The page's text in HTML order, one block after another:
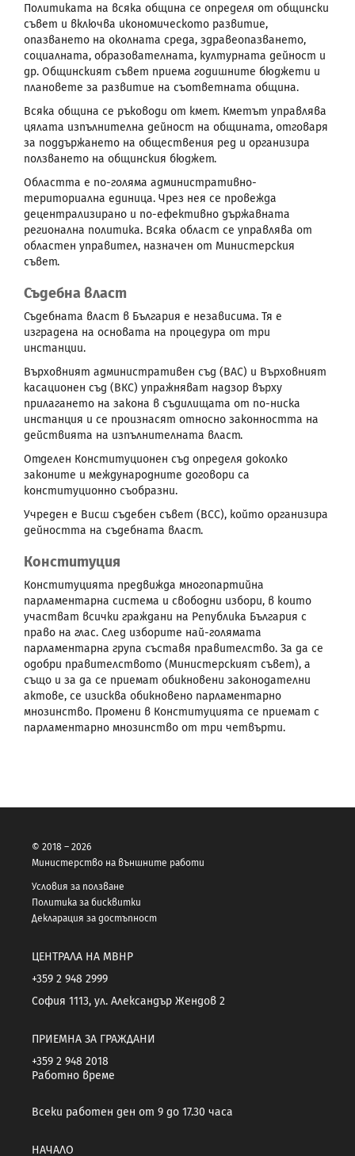
Политиката на всяка община се определя от общински
съвет и включва икономическото развитие,
опазването на околната среда, здравеопазването,
социалната, образователната, културната дейност и
др. Общинският съвет приема годишните бюджети и
плановете за развитие на съответната община.
Всяка община се ръководи от кмет. Кметът управлява
цялата изпълнителна дейност на общината, отговаря
за поддържането на обществения ред и организира
ползването на общинския бюджет.
Областта е по-голяма административно-
териториална единица. Чрез нея се провежда
децентрализирано и по-ефективно държавната
регионална политика. Всяка област се управлява от
областен управител, назначен от Министерския
съвет.
Съдебна власт
Съдебната власт в България е независима. Тя е
изградена на основата на процедура от три
инстанции.
Върховният административен съд (ВАС) и Върховният
касационен съд (ВКС) упражняват надзор върху
прилагането на закона в съдилищата от по-ниска
инстанция и се произнасят относно законността на
действията на изпълнителната власт.
Отделен Конституционен съд определя доколко
законите и международните договори са
конституционно съобразни.
Учреден е Висш съдебен съвет (ВСС), който организира
дейността на съдебната власт.
Конституция
Конституцията предвижда многопартийна
парламентарна система и свободни избори, в които
участват всички граждани на Република България с
право на глас. След изборите най-голямата
парламентарна група съставя правителство. За да се
одобри правителството (Министерският съвет), а
също и за да се приемат обикновени законодателни
актове, се изисква обикновено парламентарно
мнозинство. Промени в Конституцията се приемат с
парламентарно мнозинство от три четвърти.
© 2018 – 2026
Министерство на външните работи
Условия за ползване
Политика за бисквитки
Декларация за достъпност
ЦЕНТРАЛА НА МВНР
+359 2 948 2999
София 1113, ул. Александър Жендов 2
ПРИЕМНА ЗА ГРАЖДАНИ
+359 2 948 2018
Работно време
Всеки работен ден от 9 до 17.30 часа
НАЧАЛО